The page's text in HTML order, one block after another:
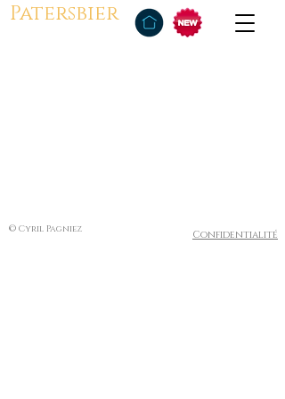
Patersbier
© Cyril Pagniez Confidentialité